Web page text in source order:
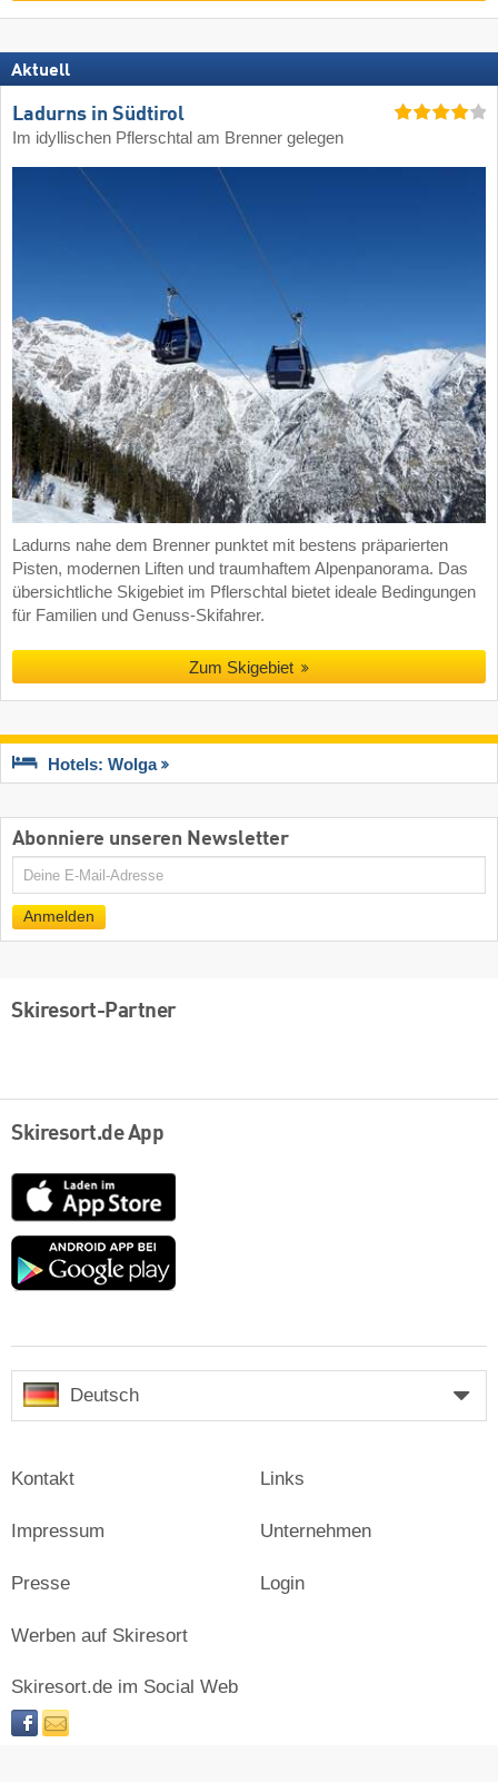
Aktuell
Ladurns in Südtirol
Im idyllischen Pflerschtal am Brenner gelegen
Ladurns nahe dem Brenner punktet mit bestens präparierten
Pisten, modernen Liften und traumhaftem Alpenpanorama. Das
übersichtliche Skigebiet im Pflerschtal bietet ideale Bedingungen
für Familien und Genuss-Skifahrer.
Zum Skigebiet
Hotels: Wolga
Abonniere unseren Newsletter
E-
Anmelden
Skiresort-Partner
Skiresort.de App
App
Store
Google
Deutsch
Kontakt
Impressum
Presse
Links
Unternehmen
Login
Werben auf Skiresort
Skiresort.de im Social Web
facebooknewsletter